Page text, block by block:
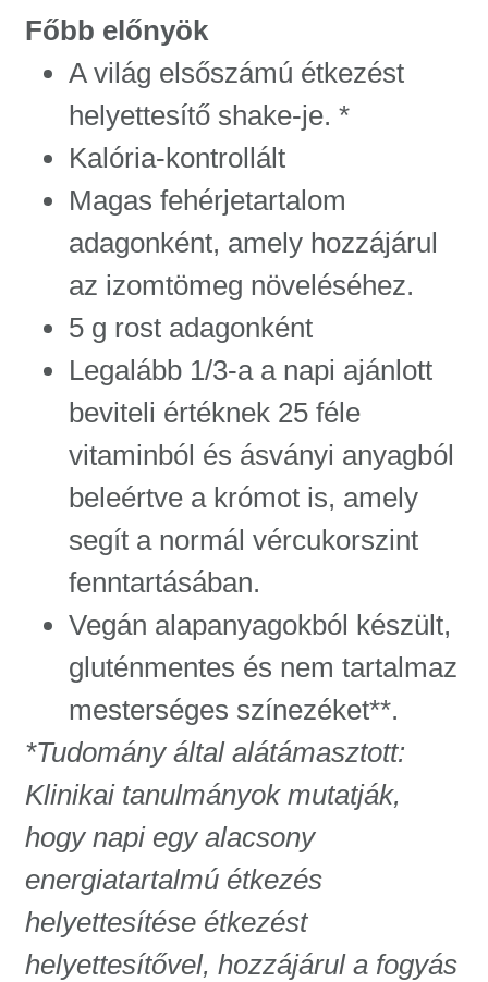
Főbb előnyök
A világ elsőszámú étkezést
helyettesítő shake-je. *
Kalória-kontrollált
Magas fehérjetartalom
adagonként, amely hozzájárul
az izomtömeg növeléséhez.
5 g rost adagonként
Legalább 1/3-a a napi ajánlott
beviteli értéknek 25 féle
vitaminból és ásványi anyagból
beleértve a krómot is, amely
segít a normál vércukorszint
fenntartásában.
Vegán alapanyagokból készült,
gluténmentes és nem tartalmaz
mesterséges színezéket**.
*Tudomány által alátámasztott:
Klinikai tanulmányok mutatják,
hogy napi egy alacsony
energiatartalmú étkezés
helyettesítése étkezést
helyettesítővel, hozzájárul a fogyás